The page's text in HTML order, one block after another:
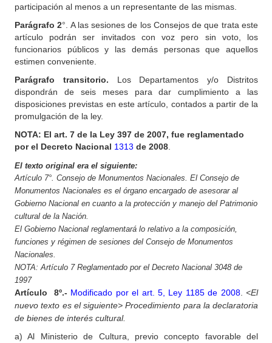
participación al menos a un representante de las mismas.
Parágrafo 2°. A las sesiones de los Consejos de que trata este
artículo podrán ser invitados con voz pero sin voto, los
funcionarios públicos y las demás personas que aquellos
estimen conveniente.
Parágrafo transitorio. Los Departamentos y/o Distritos
dispondrán de seis meses para dar cumplimiento a las
disposiciones previstas en este artículo, contados a partir de la
promulgación de la ley.
NOTA: El art. 7 de la Ley 397 de 2007, fue reglamentado
por el Decreto Nacional 1313 de 2008
El texto original era el siguiente:
Artículo 7°. Consejo de Monumentos Nacionales. El Consejo de
Monumentos Nacionales es el órgano encargado de asesorar al
Gobierno Nacional en cuanto a la protección y manejo del Patrimonio
cultural de la Nación.
El Gobierno Nacional reglamentará lo relativo a la composición,
funciones y régimen de sesiones del Consejo de Monumentos
Nacionales.
NOTA: Artículo 7 Reglamentado por el Decreto Nacional 3048 de
1997
Artículo 8º.- Modificado por el art. 5, Ley 1185 de 2008. <El
nuevo texto es el siguiente> Procedimiento para la declaratoria
de bienes de interés cultural.
a) Al Ministerio de Cultura, previo concepto favorable del